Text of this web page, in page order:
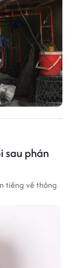
sau phán
tiếng về thông